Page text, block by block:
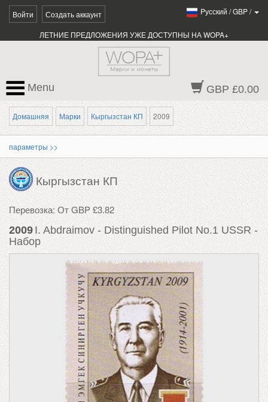
Войти Создать аккаунт Pусский /GBP/
ЛЕТНИЕ ПРЕДЛОЖЕНИЯ УЖЕ ДОСТУПНЫ НА WOPA+
GBP £0.00
Menu
Домашняя Марки Кыргызстан КП 2009
параметры >>
Кыргызстан КП
Перевозка: От GBP £3.82
2009 I. Abdraimov - Distinguished Pilot No.1 USSR -
Набор